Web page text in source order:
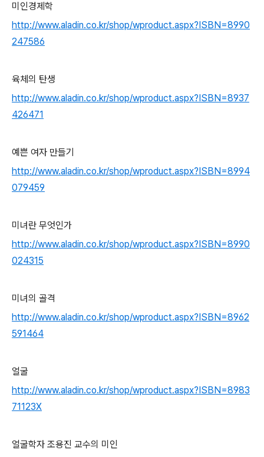
미인경제학
http://www.aladin.co.kr/shop/wproduct.aspx?ISBN=8990
247586
육체의 탄생
http://www.aladin.co.kr/shop/wproduct.aspx?ISBN=8937
426471
예쁜 여자 만들기
http://www.aladin.co.kr/shop/wproduct.aspx?ISBN=8994
079459
미녀란 무엇인가
http://www.aladin.co.kr/shop/wproduct.aspx?ISBN=8990
024315
미녀의 골격
http://www.aladin.co.kr/shop/wproduct.aspx?ISBN=8962
591464
얼굴
http://www.aladin.co.kr/shop/wproduct.aspx?ISBN=8983
71123X
얼굴학자 조용진 교수의 미인